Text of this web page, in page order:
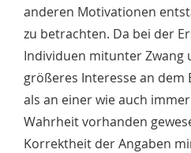
anderen Motivationen
zu betrachten. Da bei der
Individuen mitunter Zwang
größeres Interesse an dem
als an einer wie auch
Wahrheit vorhanden
Korrektheit der Angaben